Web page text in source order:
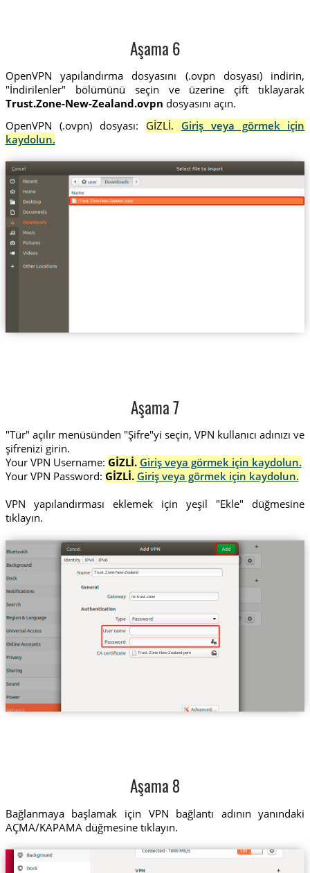
Aşama 6
OpenVPN yapılandırma dosyasını (.ovpn dosyası) indirin,
"İndirilenler" bölümünü seçin ve üzerine çift tıklayarak
Trust.Zone-New-Zealand.ovpn dosyasını açın.
OpenVPN (.ovpn) dosyası:
GİZLİ. Giriş veya görmek için
kaydolun.
Trust.Zone-New-Zealand.ovpn
Aşama 7
"Tür" açılır menüsünden "Şifre"yi seçin, VPN kullanıcı adınızı ve
şifrenizi girin.
Your VPN Username: GİZLİ. Giriş veya görmek için kaydolun.
Your VPN Password: GİZLİ. Giriş veya görmek için kaydolun.
VPN yapılandırması eklemek için yeşil "Ekle" düğmesine
tıklayın.
Trust.Zone-New-Zealand
nz.trust.zone
Trust.Zone-New-Zealand.pem
Aşama 8
Bağlanmaya başlamak için VPN bağlantı adının yanındaki
AÇMA/KAPAMA düğmesine tıklayın.